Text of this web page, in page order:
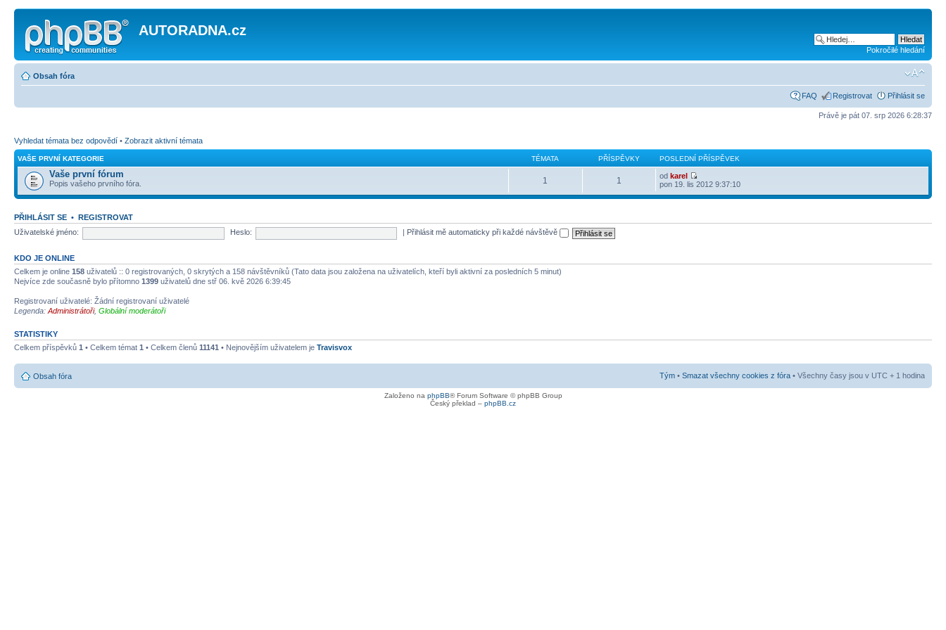
AUTORADNA.cz
Pokročilé hledání
Obsah fóra
FAQ Registrovat Přihlásit se
Právě je pát 07. srp 2026 6:28:37
Vyhledat témata bez odpovědí • Zobrazit aktivní témata
VAŠE PRVNÍ KATEGORIE TÉMATA PŘÍSPĚVKY POSLEDNÍ PŘÍSPĚVEK
Vaše první fórum
Popis vašeho prvního fóra. 1 1 odkarel
pon 19. lis 2012 9:37:10
PŘIHLÁSIT SE • REGISTROVAT
Uživatelské jméno:
Heslo: Přihlásit mě automaticky při každé návštěvě
KDO JE ONLINE
Celkem je online 158 uživatelů :: 0 registrovaných, 0 skrytých a 158 návštěvníků (Tato data jsou založena na uživatelích, kteří byli aktivní za posledních 5 minut)
Nejvíce zde současně bylo přítomno 1399 uživatelů dne stř 06. kvě 2026 6:39:45
Registrovaní uživatelé: Žádní registrovaní uživatelé
Legenda: Administrátoři, Globální moderátoři
STATISTIKY
Celkem příspěvků 1 • Celkem témat 1 • Celkem členů 11141 • Nejnovějším uživatelem je Travisvox
Obsah fóra Tým • Smazat všechny cookies z fóra • Všechny časy jsou v UTC + 1 hodina
Založeno na phpBB® Forum Software © phpBB Group
Český překlad – phpBB.cz